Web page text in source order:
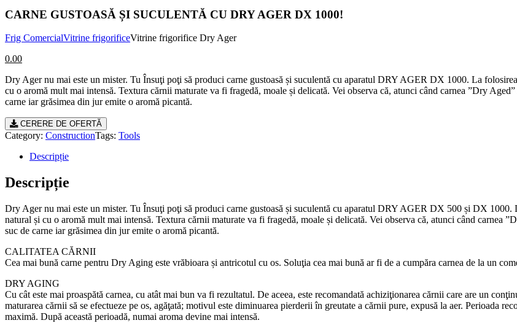
CARNE GUSTOASĂ ȘI SUCULENTĂ CU DRY AGER DX 1000!
Frig ComercialVitrine frigorificeVitrine frigorifice Dry Ager
0.00
Dry Ager nu mai este un mister. Tu Însuţi poţi să produci carne gustoasă și suculentă cu aparatul DRY AGER DX 1000. La
cu o aromă mult mai intensă. Textura cărnii maturate va fi fragedă, moale și delicată. Vei observa că, atunci când carnea ”Dry
carne iar grăsimea din jur emite o aromă picantă.
CERERE DE OFERTĂ
Category: ConstructionTags: Tools
Descripție
Descripție
Dry Ager nu mai este un mister. Tu Însuţi poţi să produci carne gustoasă și suculentă cu aparatul DRY AGER DX 500 și DX
natural și cu o aromă mult mai intensă. Textura cărnii maturate va fi fragedă, moale și delicată. Vei observa că, atunci când carnea
suc de carne iar grăsimea din jur emite o aromă picantă.
CALITATEA CĂRNII
Cea mai bună carne pentru Dry Aging este vrăbioara și antricotul cu os. Soluţia cea mai bună ar fi de a cumpăra carnea de la un
DRY AGING
Cu cât este mai proaspătă carnea, cu atât mai bun va fi rezultatul. De aceea, este recomandată achiziţionarea cărnii care are un
maturarea cărnii să se efectueze pe os, agăţată; motivul este diminuarea pierderii în greutate a cărnii pure, expusă la aer. Perioada
maximă. După această perioadă, numai aroma devine mai intensă.